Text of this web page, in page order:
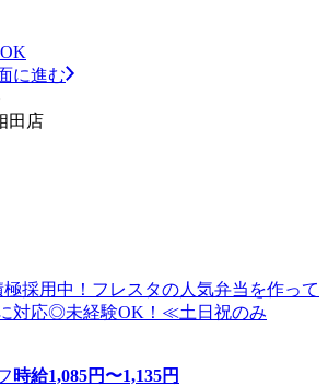
に進む
田店
極採用中！フレスタの人気弁当を作って
対応◎未経験OK！≪土日祝のみ
時給1,085円〜1,135円